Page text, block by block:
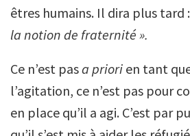
êtres humains. Il dira plus tard
la notion de fraternité ».
Ce n’est pasa priori en tant
l’agitation, ce n’est pas pour
en place qu’il a agi. C’est par